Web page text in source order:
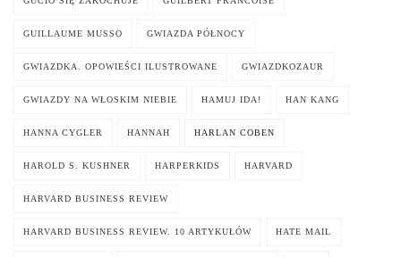
GUILLAUME MUSSO GWIAZDA PÓŁNOCY
GWIAZDKA. OPOWIEŚCI ILUSTROWANE GWIAZDKOZAUR
GWIAZDY NA WŁOSKIM NIEBIE HAMUJ IDA! HAN KANG
HANNA CYGLER HANNAH HARLAN COBEN
HAROLD S. KUSHNER HARPERKIDS HARVARD
HARVARD BUSINESS REVIEW
HARVARD BUSINESS REVIEW. 10 ARTYKUŁÓW HATE MAIL